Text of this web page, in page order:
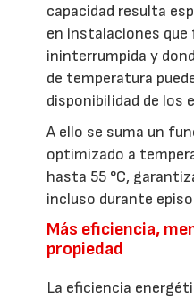
capacidad resulta
en instalaciones que
ininterrumpida y
de temperatura
disponibilidad de los
A ello se suma un
optimizado a
hasta 55 °C,
incluso durante
Más eficiencia,
propiedad
La eficiencia